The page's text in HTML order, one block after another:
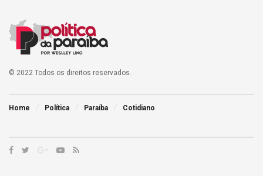
© 2022 Todos os direitos reservados.
Home Política Paraíba Cotidiano